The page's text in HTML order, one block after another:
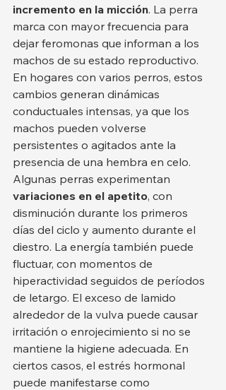
incremento en la micción. La perra
marca con mayor frecuencia para
dejar feromonas que informan a los
machos de su estado reproductivo.
En hogares con varios perros, estos
cambios generan dinámicas
conductuales intensas, ya que los
machos pueden volverse
persistentes o agitados ante la
presencia de una hembra en celo.
Algunas perras experimentan
variaciones en el apetito, con
disminución durante los primeros
días del ciclo y aumento durante el
diestro. La energía también puede
fluctuar, con momentos de
hiperactividad seguidos de períodos
de letargo. El exceso de lamido
alrededor de la vulva puede causar
irritación o enrojecimiento si no se
mantiene la higiene adecuada. En
ciertos casos, el estrés hormonal
puede manifestarse como